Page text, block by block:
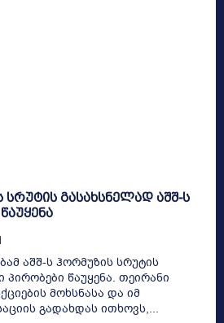
სრუტის გასახსნელად აშშ-ს
აშშ-ს ჰორმუზის სრუტის
წაუყენა. თეირანი
მოხსნასა და იმ
გადახდას ითხოვს,...